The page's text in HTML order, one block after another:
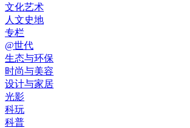
文化艺术
人文史地
专栏
@世代
生态与环保
时尚与美容
设计与家居
光影
科玩
科普